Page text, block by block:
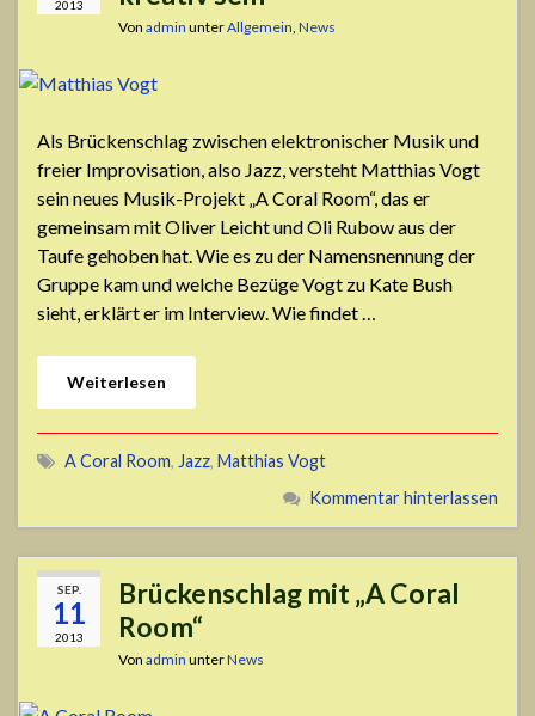
2013
Von admin unterAllgemein, News
Als Brückenschlag zwischen elektronischer Musik und
freier Improvisation, also Jazz, versteht Matthias Vogt
sein neues Musik-Projekt „A Coral Room“, das er
gemeinsam mit Oliver Leicht und Oli Rubow aus der
Taufe gehoben hat. Wie es zu der Namensnennung der
Gruppe kam und welche Bezüge Vogt zu Kate Bush
sieht, erklärt er im Interview. Wie findet …
Weiterlesen
A Coral Room, Jazz, Matthias Vogt
Kommentar hinterlassen
SEP.
11
2013
Brückenschlag mit „A Coral
Room“
Von admin unterNews